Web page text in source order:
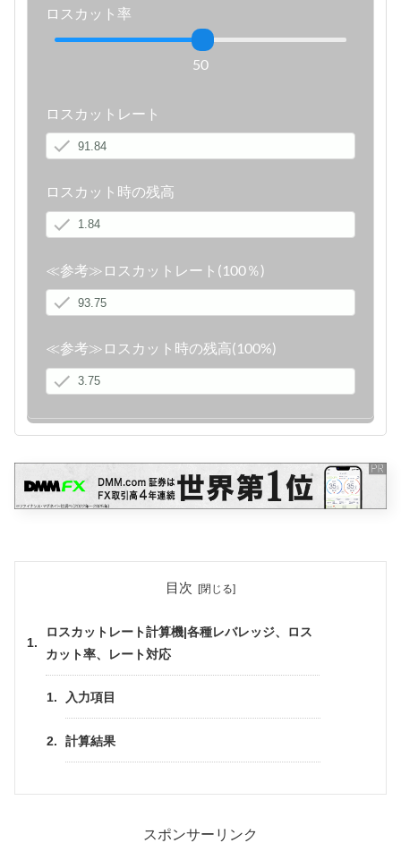
ロスカット率
50
ロスカットレート
ロスカット時の残高
≪参考≫ロスカットレート(100％)
≪参考≫ロスカット時の残高(100%)
目次
ロスカットレート計算機|各種レバレッジ、ロス
カット率、レート対応
入力項目
計算結果
スポンサーリンク